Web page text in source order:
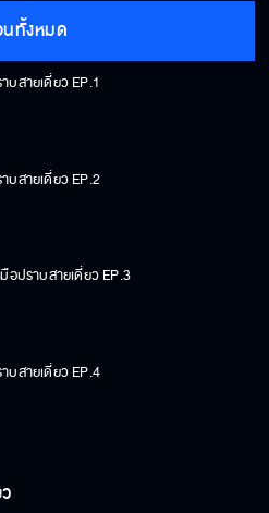
ทั้งหมด
บสายเดี่ยว EP.1
บสายเดี่ยว EP.2
มือปราบสายเดี่ยว EP.3
บสายเดี่ยว EP.4